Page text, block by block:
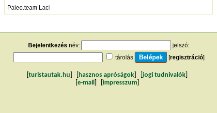
Paleo.team Laci
Bejelentkezés név:
jelszó:
tárolás
[regisztráció]
turistautak.hu hasznos apróságok jogi tudnivalók
e-mail impresszum]